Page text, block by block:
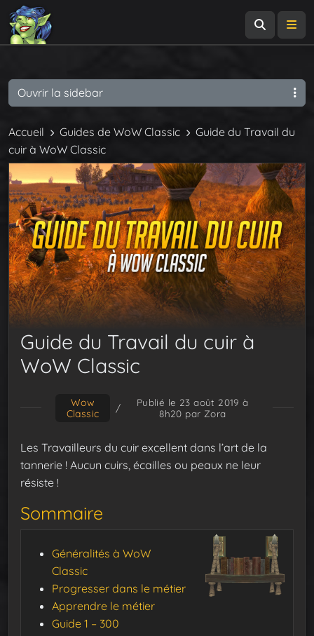
Accueil Guides de WoW Classic
Guide du Travail du
cuir à WoW Classic
Guide du Travail du cuir à
WoW Classic
Wow
Classic
/
Publié le 23 août 2019 à
8h20 par Zora
Les Travailleurs du cuir excellent dans l’art de la
tannerie ! Aucun cuirs, écailles ou peaux ne leur
résiste !
Sommaire
Généralités à WoW
Classic
Progresser dans le métier
Apprendre le métier
Guide 1 – 300
Ouvrir la sidebar